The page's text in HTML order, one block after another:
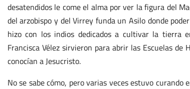
desatendidos le come el alma por ver la figura del
del arzobispo y del Virrey funda un Asilo donde
hizo con los indios dedicados a cultivar la tierra
Francisca Vélez sirvieron para abrir las Escuelas
conocían a Jesucristo.
No se sabe cómo, pero varias veces estuvo